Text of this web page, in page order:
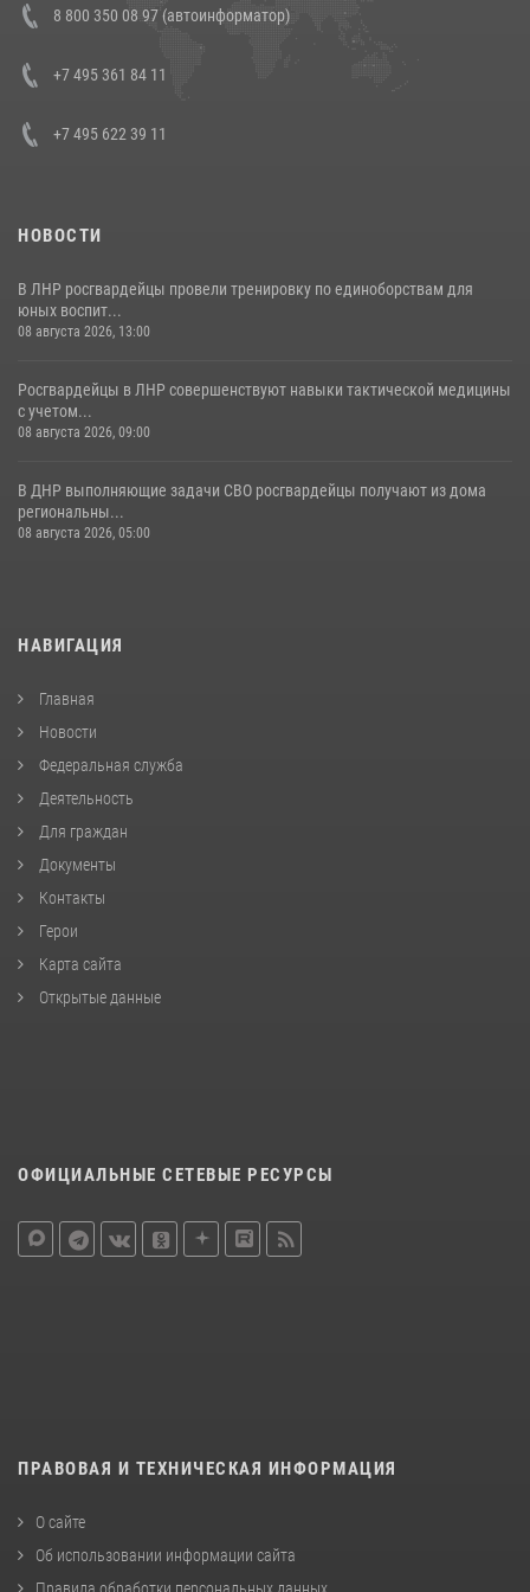
генерала армии Виктора Золотова с заместителем полномочного
представителя Президента Российской Федерации в Северо-
Кавказском федеральном округе Виталием Кузнецовым
8 800 350 08 97 (автоинформатор)
+7 495 361 84 11
+7 495 622 39 11
НОВОСТИ
В ЛНР росгвардейцы провели тренировку по единоборствам для
юных воспит...
08 августа 2026, 13:00
Росгвардейцы в ЛНР совершенствуют навыки тактической медицины
с учетом...
08 августа 2026, 09:00
В ДНР выполняющие задачи СВО росгвардейцы получают из дома
региональны...
08 августа 2026, 05:00
НАВИГАЦИЯ
Главная
Новости
Федеральная служба
Деятельность
Для граждан
Документы
Контакты
Герои
Карта сайта
Открытые данные
ОФИЦИАЛЬНЫЕ СЕТЕВЫЕ РЕСУРСЫ
ПРАВОВАЯ И ТЕХНИЧЕСКАЯ ИНФОРМАЦИЯ
О сайте
Об использовании информации сайта
Правила обработки персональных данных